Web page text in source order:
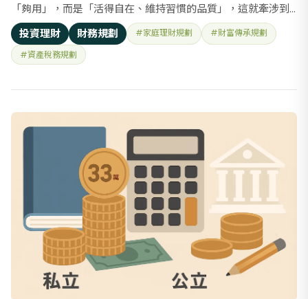
「夠用」，而是「活得自在、維持習慣的品質」，這就牽涉到
重要的退休財務指標「所得替代率」。 什麼是所得替代率？ 用
來衡量退休後的生活水準能否與工作期間維持接近。 所得替代
率＝退休後每年可支配的收入 ÷ 退休前工作時期的平均所得 舉
投資理財 財務規劃 #家庭理財規劃
#財富傳承規劃
#資產稅務規劃